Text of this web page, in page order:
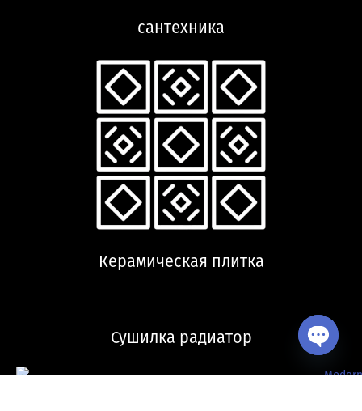
сантехника
Керамическая плитка
Сушилка радиатор